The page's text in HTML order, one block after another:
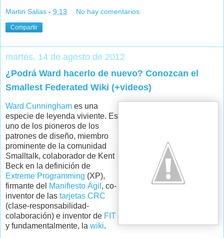
Martin Salias - 9:13 No hay comentarios:
Compartir
martes, 14 de agosto de 2012
¿Podrá Ward hacerlo de nuevo? Conozcan el
Smallest Federated Wiki (+videos)
Ward Cunningham es una
especie de leyenda viviente. Es
uno de los pioneros de los
patrones de diseño, miembro
prominente de la comunidad
Smalltalk, colaborador de Kent
Beck en la definición de
Extreme Programming (XP),
firmante del Manifiesto Ágil , co-
inventor de las tarjetas CRC
(clase-responsabilidad-
colaboración) e inventor de FIT
y fundamentalmente, la wiki.